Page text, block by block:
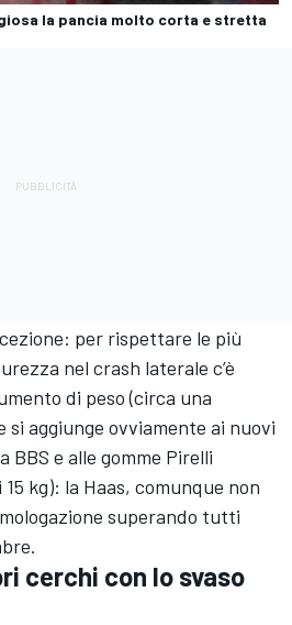
la pancia molto corta e stretta
per rispettare le più
nel crash laterale c’è
di peso (circa una
aggiunge ovviamente ai nuovi
BBS e alle gomme Pirelli
kg): la Haas, comunque non
superando tutti
cerchi con lo svaso